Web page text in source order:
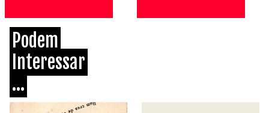
Podem
Interessar
...